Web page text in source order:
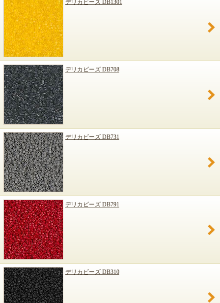
デリカビーズ DB1301
デリカビーズ DB708
デリカビーズ DB731
デリカビーズ DB791
デリカビーズ DB310